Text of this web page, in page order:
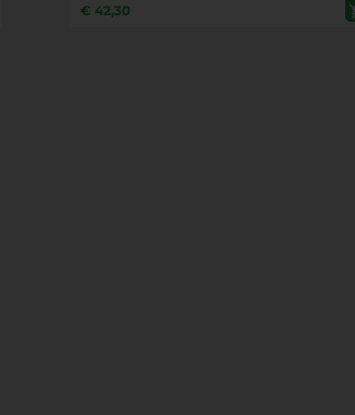
€ 42,30